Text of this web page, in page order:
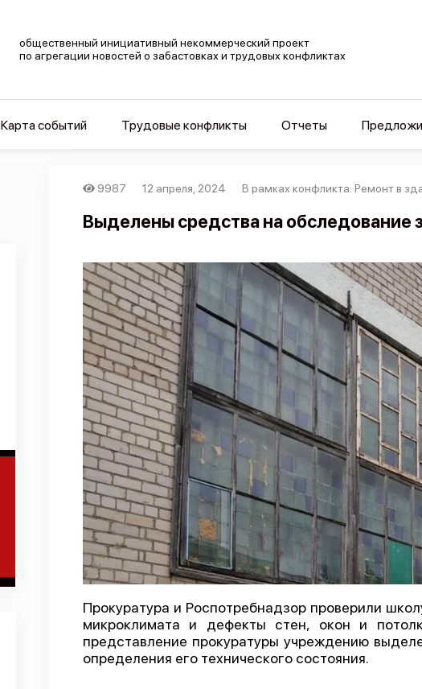
общественный инициативный некоммерческий проект
по агрегации новостей о забастовках и трудовых конфликтах
Карта событий Трудовые конфликты Отчеты
9987 12 апреля, 2024 В рамках конфликта: Ремонт в
Выделены средства на обследование
Прокуратура и Роспотребнадзор проверили
микроклимата и дефекты стен, окон и
представление прокуратуры учреждению
определения его технического состояния.